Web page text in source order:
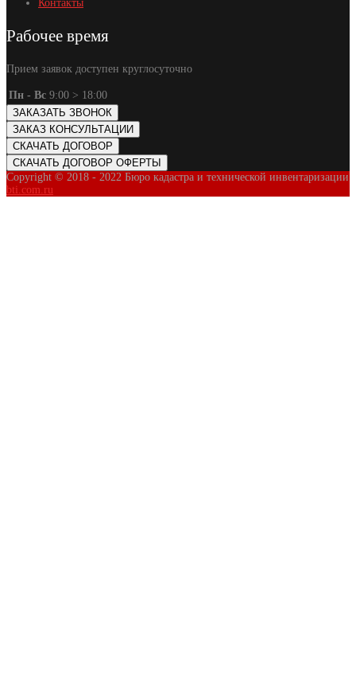
Контакты
Рабочее время
Прием заявок доступен круглосуточно
Пн - Вс 9:00 > 18:00
ЗАКАЗАТЬ ЗВОНОК
ЗАКАЗ КОНСУЛЬТАЦИИ
СКАЧАТЬ ДОГОВОР
СКАЧАТЬ ДОГОВОР ОФЕРТЫ
Copyright © 2018 - 2022 Бюро кадастра и технической инвентаризации
bti.com.ru